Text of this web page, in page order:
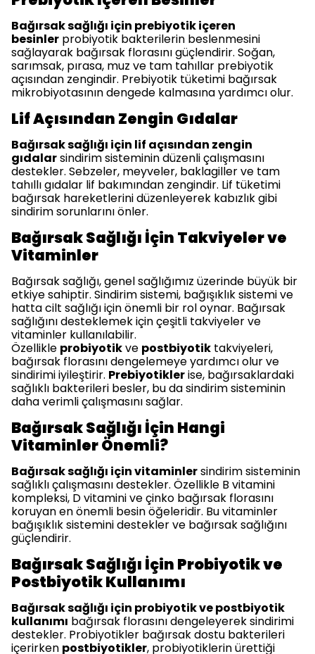
Bağırsak sağlığı için prebiyotik içeren
besinler probiyotik bakterilerin beslenmesini
sağlayarak bağırsak florasını güçlendirir. Soğan,
sarımsak, pırasa, muz ve tam tahıllar prebiyotik
açısından zengindir. Prebiyotik tüketimi bağırsak
mikrobiyotasının dengede kalmasına yardımcı olur.
Lif Açısından Zengin Gıdalar
Bağırsak sağlığı için lif açısından zengin
gıdalarsindirim sisteminin düzenli çalışmasını
destekler. Sebzeler, meyveler, baklagiller ve tam
tahıllı gıdalar lif bakımından zengindir. Lif tüketimi
bağırsak hareketlerini düzenleyerek kabızlık gibi
sindirim sorunlarını önler.
Bağırsak Sağlığı İçin Takviyeler ve
Vitaminler
Bağırsak sağlığı, genel sağlığımız üzerinde büyük bir
etkiye sahiptir. Sindirim sistemi, bağışıklık sistemi ve
hatta cilt sağlığı için önemli bir rol oynar. Bağırsak
sağlığını desteklemek için çeşitli takviyeler ve
vitaminler kullanılabilir.
Özellikle probiyotikve postbiyotik takviyeleri,
bağırsak florasını dengelemeye yardımcı olur ve
sindirimi iyileştirir. Prebiyotiklerise, bağırsaklardaki
sağlıklı bakterileri besler, bu da sindirim sisteminin
daha verimli çalışmasını sağlar.
Bağırsak Sağlığı İçin Hangi
Vitaminler Önemli?
Bağırsak sağlığı için vitaminlersindirim sisteminin
sağlıklı çalışmasını destekler. Özellikle B vitamini
kompleksi, D vitamini ve çinko bağırsak florasını
koruyan en önemli besin öğeleridir. Bu vitaminler
bağışıklık sistemini destekler ve bağırsak sağlığını
güçlendirir.
Bağırsak Sağlığı İçin Probiyotik ve
Postbiyotik Kullanımı
Bağırsak sağlığı için probiyotik ve postbiyotik
kullanımı bağırsak florasını dengeleyerek sindirimi
destekler. Probiyotikler bağırsak dostu bakterileri
içerirken postbiyotikler, probiyotiklerin ürettiği